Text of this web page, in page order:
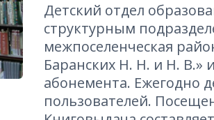
Детский отдел
структурным
межпоселенческая
Баранских Н. Н. и Н. В.»
абонемента. Ежегодно
пользователей.